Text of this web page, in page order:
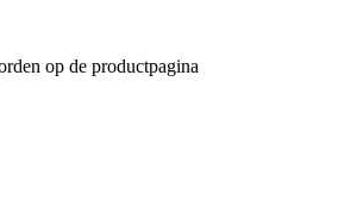
op de productpagina